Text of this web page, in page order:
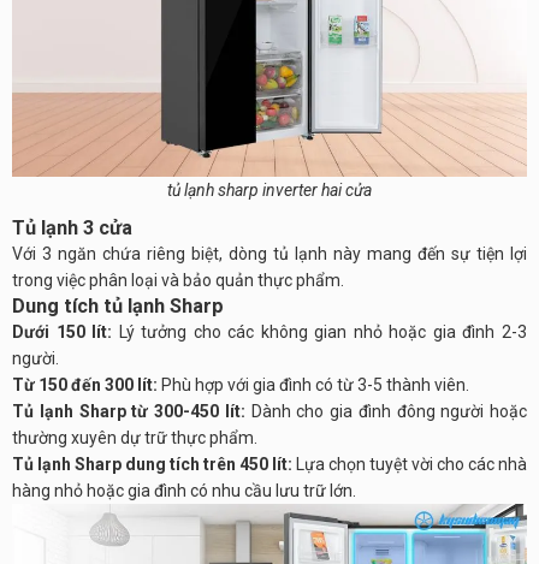
tủ lạnh sharp inverter hai cửa
Tủ lạnh 3 cửa
Với 3 ngăn chứa riêng biệt, dòng tủ lạnh này mang đến sự tiện lợi
trong việc phân loại và bảo quản thực phẩm.
Dung tích tủ lạnh Sharp
Dưới 150 lít: Lý tưởng cho các không gian nhỏ hoặc gia đình 2-3
người.
Từ 150 đến 300 lít: Phù hợp với gia đình có từ 3-5 thành viên.
Tủ lạnh Sharp từ 300-450 lít: Dành cho gia đình đông người hoặc
thường xuyên dự trữ thực phẩm.
Tủ lạnh Sharp dung tích trên 450 lít: Lựa chọn tuyệt vời cho các nhà
hàng nhỏ hoặc gia đình có nhu cầu lưu trữ lớn.